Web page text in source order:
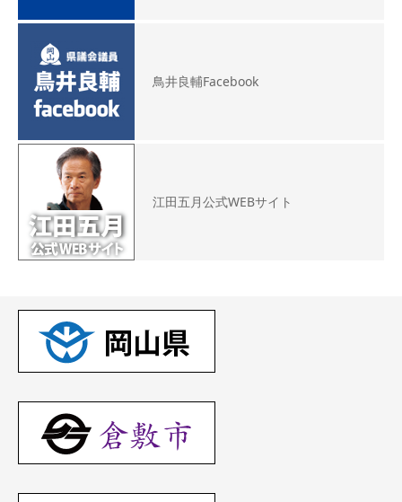
鳥井良輔Facebook
江田五月公式WEBサイト